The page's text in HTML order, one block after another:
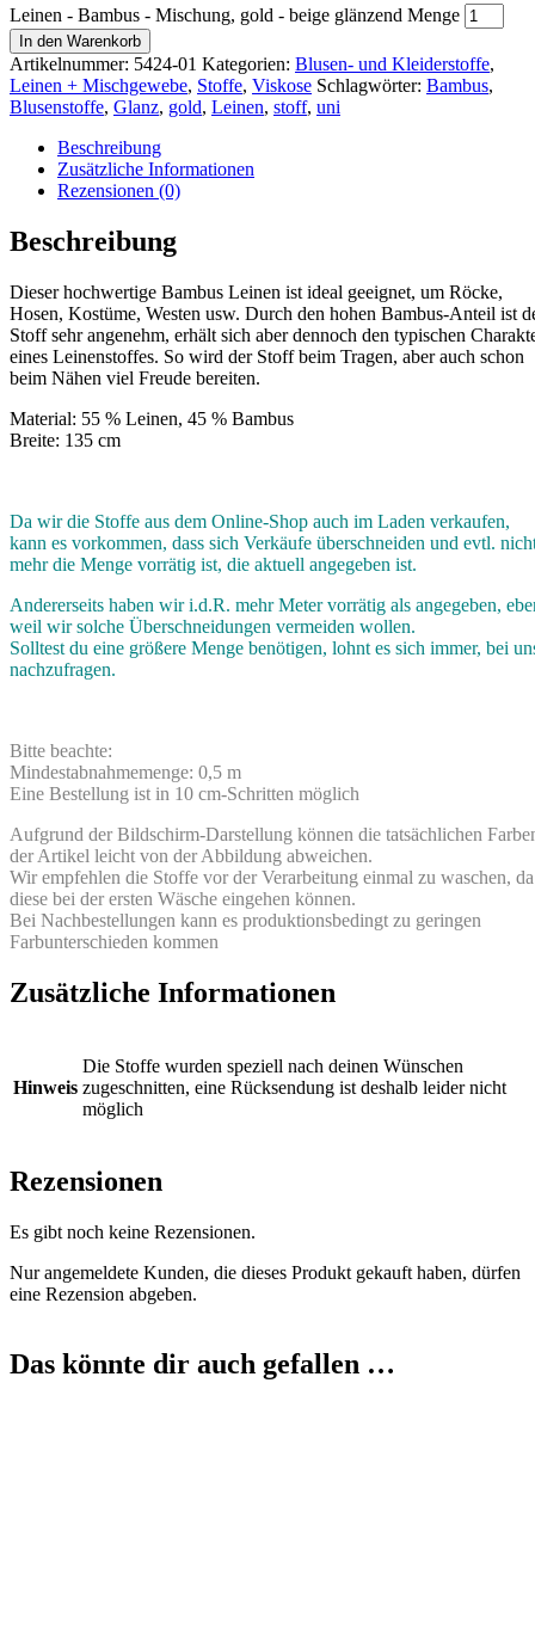
Leinen - Bambus - Mischung, gold - beige glänzend Menge
In den Warenkorb
Artikelnummer: 5424-01 Kategorien: Blusen- und Kleiderstoffe,
Leinen + Mischgewebe, Stoffe, Viskose Schlagwörter: Bambus,
Blusenstoffe, Glanz, gold, Leinen, stoff, uni
Beschreibung
Zusätzliche Informationen
Rezensionen (0)
Beschreibung
Dieser hochwertige Bambus Leinen ist ideal geeignet, um Röcke,
Hosen, Kostüme, Westen usw. Durch den hohen Bambus-Anteil ist
Stoff sehr angenehm, erhält sich aber dennoch den typischen
eines Leinenstoffes. So wird der Stoff beim Tragen, aber auch schon
beim Nähen viel Freude bereiten.
Material: 55 % Leinen, 45 % Bambus
Breite: 135 cm
Da wir die Stoffe aus dem Online-Shop auch im Laden verkaufen,
kann es vorkommen, dass sich Verkäufe überschneiden und evtl.
mehr die Menge vorrätig ist, die aktuell angegeben ist.
Andererseits haben wir i.d.R. mehr Meter vorrätig als angegeben,
weil wir solche Überschneidungen vermeiden wollen.
Solltest du eine größere Menge benötigen, lohnt es sich immer, bei
nachzufragen.
Bitte beachte:
Mindestabnahmemenge: 0,5 m
Eine Bestellung ist in 10 cm-Schritten möglich
Aufgrund der Bildschirm-Darstellung können die tatsächlichen
der Artikel leicht von der Abbildung abweichen.
Wir empfehlen die Stoffe vor der Verarbeitung einmal zu waschen, da
diese bei der ersten Wäsche eingehen können.
Bei Nachbestellungen kann es produktionsbedingt zu geringen
Farbunterschieden kommen
Zusätzliche Informationen
Hinweis
Die Stoffe wurden speziell nach deinen Wünschen
zugeschnitten, eine Rücksendung ist deshalb leider nicht
möglich
Rezensionen
Es gibt noch keine Rezensionen.
Nur angemeldete Kunden, die dieses Produkt gekauft haben, dürfen
eine Rezension abgeben.
Das könnte dir auch gefallen …